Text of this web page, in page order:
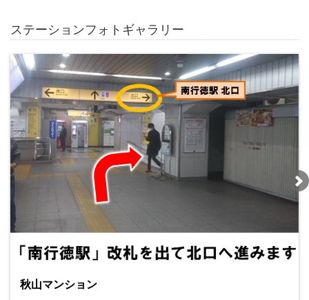
ステーションフォトギャラリー
秋山マンション